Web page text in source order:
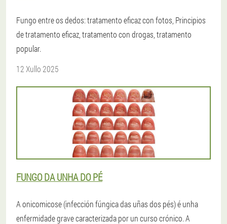
Fungo entre os dedos: tratamento eficaz con fotos, Principios
de tratamento eficaz, tratamento con drogas, tratamento
popular.
12 Xullo 2025
FUNGO DA UNHA DO PÉ
A onicomicose (infección fúngica das uñas dos pés) é unha
enfermidade grave caracterizada por un curso crónico. A